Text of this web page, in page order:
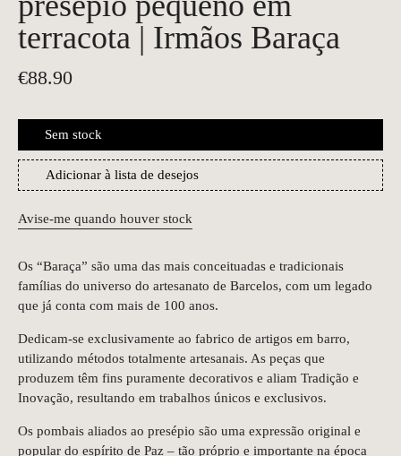
terracota | Irmãos Baraça
€88.90
Sem stock
Adicionar à lista de desejos
Avise-me quando houver stock
Os “Baraça” são uma das mais conceituadas e tradicionais
famílias do universo do artesanato de Barcelos, com um legado
que já conta com mais de 100 anos.
Dedicam-se exclusivamente ao fabrico de artigos em barro,
utilizando métodos totalmente artesanais. As peças que
produzem têm fins puramente decorativos e aliam Tradição e
Inovação, resultando em trabalhos únicos e exclusivos.
Os pombais aliados ao presépio são uma expressão original e
popular do espírito de Paz – tão próprio e importante na época